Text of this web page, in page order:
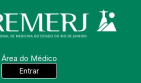
Área do Médico
Entrar